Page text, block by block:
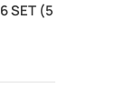
SET (5